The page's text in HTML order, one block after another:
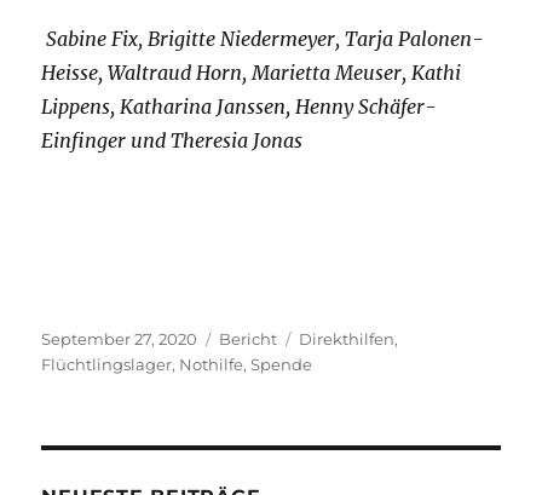
Sabine Fix, Brigitte Niedermeyer, Tarja Palonen-
Heisse, Waltraud Horn, Marietta Meuser, Kathi
Lippens, Katharina Janssen, Henny Schäfer-
Einfinger und Theresia Jonas
Veröffentlicht
am
September 27, 2020 Kategorien
Bericht Schlagwörter
Direkthilfen,
Flüchtlingslager, Nothilfe,Spende